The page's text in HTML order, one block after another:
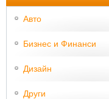
Авто
Бизнес и Финанси
Дизайн
Други